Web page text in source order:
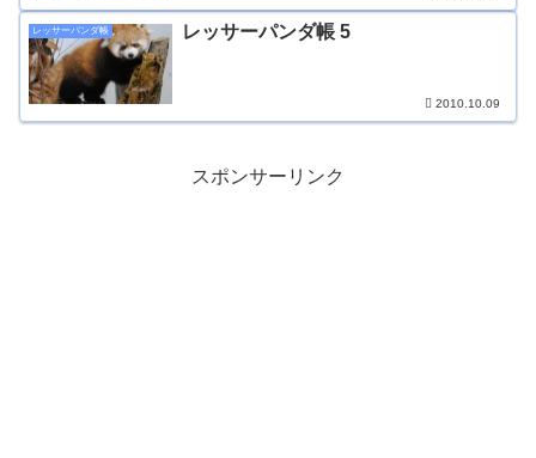
レッサーパンダ帳 レッサーパンダ帳 5
2010.10.09
スポンサーリンク